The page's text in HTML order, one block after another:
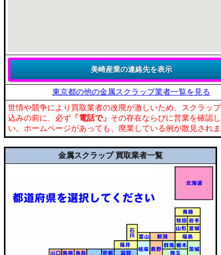
東京都の他の金属スクラップ業者一覧を見る
世情や競争により買取業者の改廃が激しいため、スクラッ
込みの前に、必ず 「電話で」 その存在ならびに営業を確認
い。ホームページがあっても、廃業している例が散見され
金属スクラップ 買取業者一覧